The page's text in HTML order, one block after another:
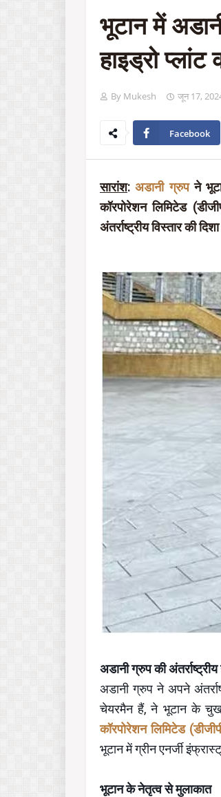
भूटान में
हाइड्रो प्लांट
By Mukesh जून 17,
Facebook
सारांश:अडानी ग्रुपने
कॉरपोरेशन लिमिटेड
अंतर्राष्ट्रीय विस्तार की
अडानी ग्रुप की
अडानी ग्रुप ने अपने
चेयरमैन हैं, ने भूटान के चुखा
कॉरपोरेशन लिमिटेड
भूटान में ग्रीन एनर्जी
भूटान के नेतृत्व से मुलाकात